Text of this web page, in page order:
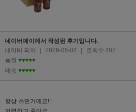
네이버페이에서 작성된 후기입니다.
네이버 페이 | 2026-05-02 | 조회수 207
품질 ♥♥♥♥♥
배송 ♥♥♥♥♥
항상 쓰던거에요!!
저렴하고 좋아요